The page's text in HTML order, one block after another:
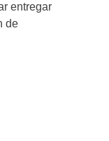
entregar
de